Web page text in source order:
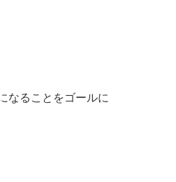
なることをゴールに